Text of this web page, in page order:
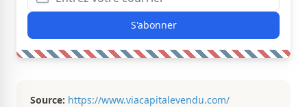
S'abonner
Source: https://www.viacapitalevendu.com/